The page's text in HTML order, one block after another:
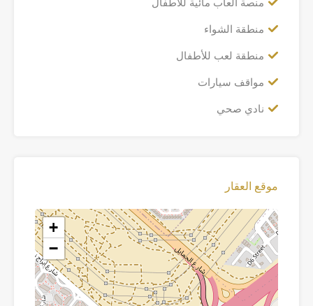
منطقة الشواء
منطقة لعب للأطفال
مواقف سيارات
نادي صحي
موقع العقار
+
−